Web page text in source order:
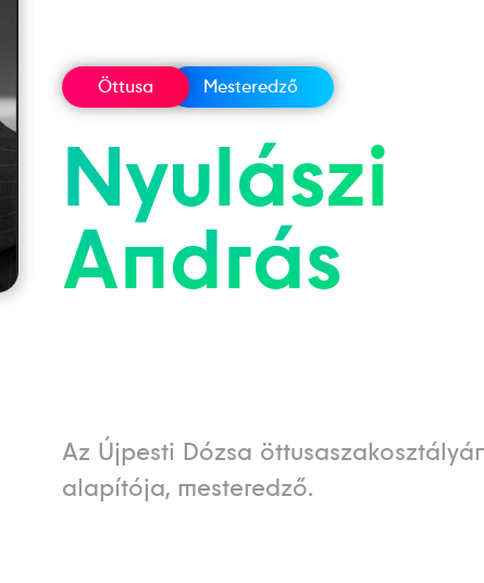
Öttusa Mesteredző
Nyulászi
András
Az Újpesti Dózsa
alapítója, mesteredző.